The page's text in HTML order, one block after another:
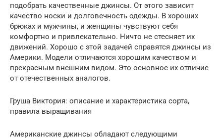
подобрать качественные джинсы. От этого зависит
качество носки и долговечность одежды. В хороших
брюках и мужчины, и женщины чувствуют себя
комфортно и привлекательно. Ничто не стесняет их
движений. Хорошо с этой задачей справятся джинсы из
Америки. Модели отличаются хорошим качеством и
прекрасным внешним видом. Это основное их отличие
от отечественных аналогов.
Груша Виктория: описание и характеристика сорта,
правила выращивания
Американские джинсы обладают следующими